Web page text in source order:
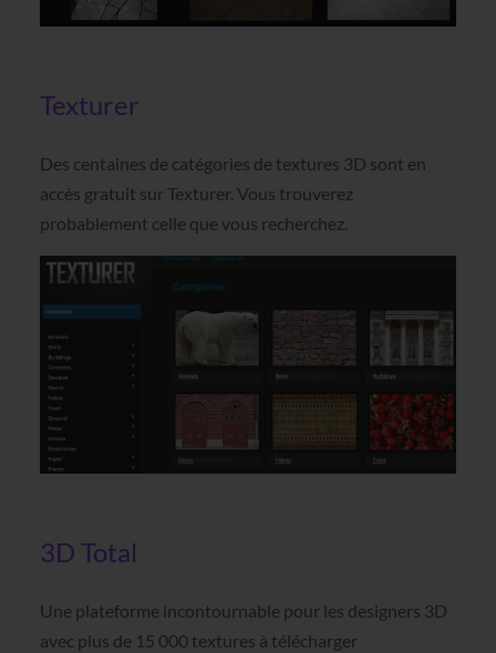
Texturer
Des centaines de catégories de textures 3D sont en
accès gratuit sur Texturer. Vous trouverez
probablement celle que vous recherchez.
3D Total
Une plateforme incontournable pour les designers 3D
avec plus de 15 000 textures à télécharger